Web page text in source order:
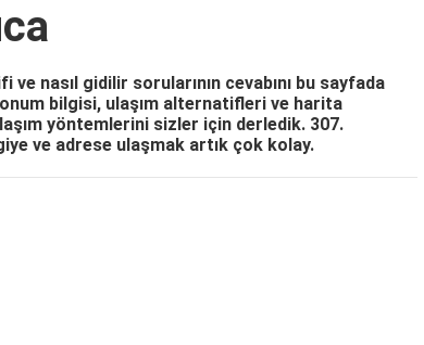
nasıl gidilir sorularının cevabını bu sayfada
bilgisi, ulaşım alternatifleri ve harita
yöntemlerini sizler için derledik. 307.
ve adrese ulaşmak artık çok kolay.